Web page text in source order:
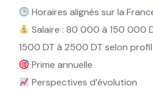
Horaires alignés sur la
Salaire : 80 000 à 150 000
1500 DT à 2500 DT selon profil
Prime annuelle
Perspectives d’évolution